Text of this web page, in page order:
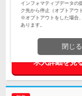
企業データ
設立：2010年8月／従業員
京都
求人詳細を見
インフォマティブデータの
ク先から停止（オプトアウ
※オプトアウトをした場合
あります。
閉じる